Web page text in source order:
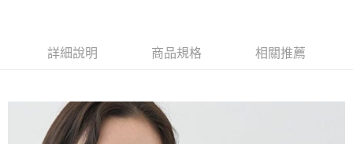
流程，驗證手機門號後，選擇欲分期的期數、繳款截止日，確認付款後即完
消。如遇「轉專審核」未通過狀況，表示未達大哥付你分期系統評分，恕無
法說明評估內容。
【繳款方式說明】
【關於「AFTEE先享後付」】
１．簡單：不需註冊會員、不需綁卡、不需儲值。
２．便利：只要手機號碼，簡訊認證，即可結帳。
３．安心：先確認商品／服務後，再付款。
運送方式
全家取貨付款
詳細說明 商品規格 相關推薦